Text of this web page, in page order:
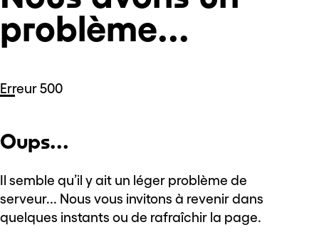
problème...
Erreur 500
Oups...
Il semble qu’il y ait un léger problème de
serveur... Nous vous invitons à revenir dans
quelques instants ou de rafraîchir la page.